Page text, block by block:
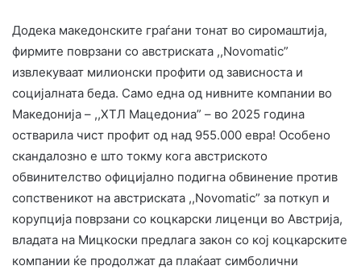
Додека македонските граѓани тонат во сиромаштија,
фирмите поврзани со австриската ,,Novomatic”
извлекуваат милионски профити од зависноста и
социјалната беда. Само една од нивните компании во
Македонија – ,,ХТЛ Мацедониа” – во 2025 година
остварила чист профит од над 955.000 евра! Особено
скандалозно е што токму кога австриското
обвинителство официјално подигна обвинение против
сопственикот на австриската ,,Novomatic” за поткуп и
корупција поврзани со коцкарски лиценци во Австрија,
владата на Мицкоски предлага закон со кој коцкарските
компании ќе продолжат да плаќаат симболични